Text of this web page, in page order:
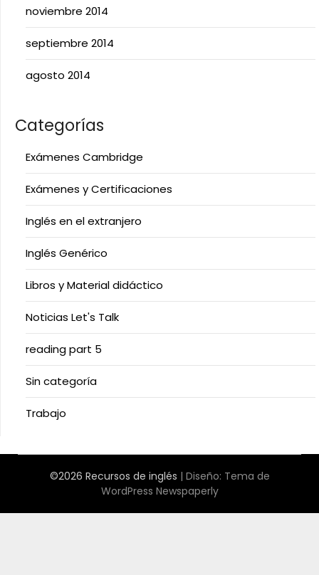
noviembre 2014
septiembre 2014
agosto 2014
Categorías
Exámenes Cambridge
Exámenes y Certificaciones
Inglés en el extranjero
Inglés Genérico
Libros y Material didáctico
Noticias Let's Talk
reading part 5
Sin categoría
Trabajo
©2026 Recursos de inglés | Diseño: Tema de
WordPress Newspaperly